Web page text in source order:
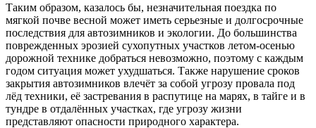
Таким образом, казалось бы, незначительная поездка по
мягкой почве весной может иметь серьезные и долгосрочные
последствия для автозимников и экологии. До большинства
поврежденных эрозией сухопутных участков летом-осенью
дорожной технике добраться невозможно, поэтому с каждым
годом ситуация может ухудшаться. Также нарушение сроков
закрытия автозимников влечёт за собой угрозу провала под
лёд техники, её застревания в распутице на марях, в тайге и в
тундре в отдалённых участках, где угрозу жизни
представляют опасности природного характера.